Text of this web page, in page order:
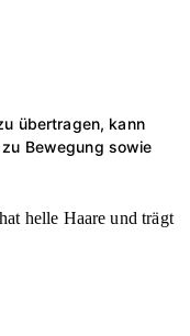
übertragen, kann
Bewegung sowie